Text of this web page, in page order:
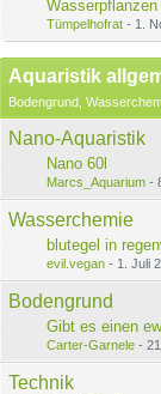
Tümpelhofrat - 1.
Aquaristik
Bodengrund,
Nano-Aquaristik
Nano 60l
Marcs_Aquarium -
Wasserchemie
blutegel in
evil.vegan - 1. Juli
Bodengrund
Gibt es einen
Carter-Garnele -
Technik